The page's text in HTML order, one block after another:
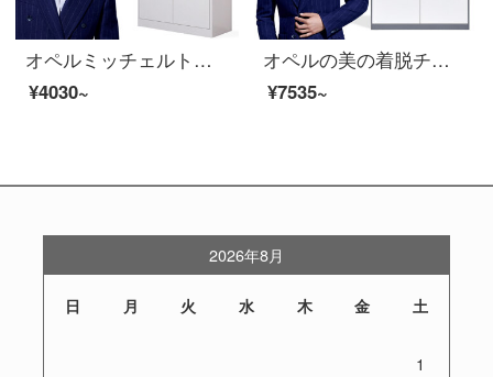
オペルミッチェルトオフィスキャビネット鋼製のブリーフィングキャビネットの資料棚のアーカイブキャビネット
¥4030~
オペルの美の着脱チェイストの資料の箱の書類棚の鋼製の鉄の皮の箱の倉庫は双節の箱を通して1850*900*400を通します
¥7535~
2026年8月
日 月 火 水 木 金 土
1